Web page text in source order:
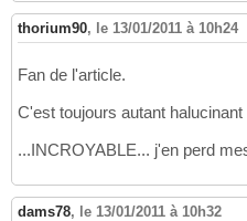
thorium90, le 13/01/2011 à 10h24
Fan de l'article.
C'est toujours autant
...INCROYABLE... j'en perd
dams78, le 13/01/2011 à 10h32